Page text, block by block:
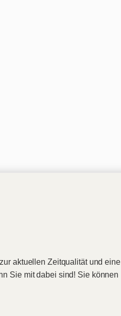
aktuellen Zeitqualität und eine
Sie mit dabei sind! Sie können